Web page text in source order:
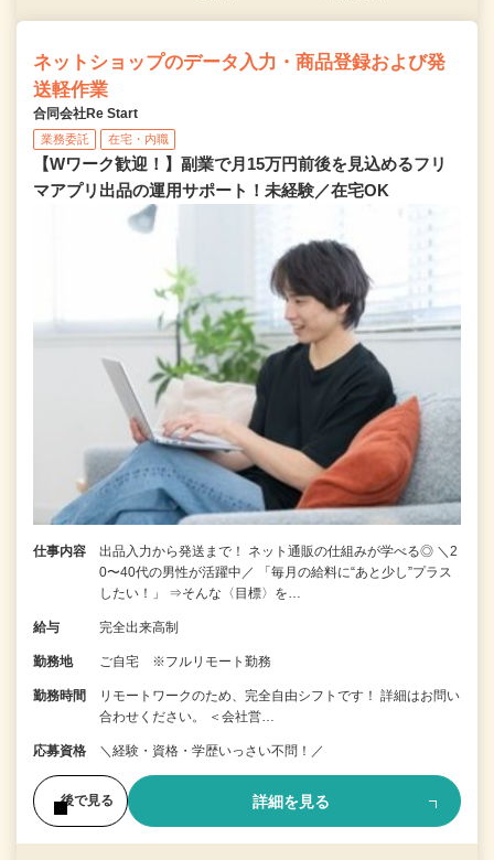
ネットショップのデータ入力・商品登録および発
送軽作業
合同会社Re Start
業務委託 在宅・内職
【Wワーク歓迎！】副業で月15万円前後を見込めるフリ
マアプリ出品の運用サポート！未経験／在宅OK
仕事内容
出品入力から発送まで！ ネット通販の仕組みが学べる◎ ＼2
0〜40代の男性が活躍中／ 「毎月の給料に“あと少し”プラス
したい！」 ⇒そんな〈目標〉を…
給与 完全出来高制
勤務地 ご自宅 ※フルリモート勤務
勤務時間
リモートワークのため、完全自由シフトです！ 詳細はお問い
合わせください。 ＜会社営…
応募資格 ＼経験・資格・学歴いっさい不問！／
後で見る 詳細を見る